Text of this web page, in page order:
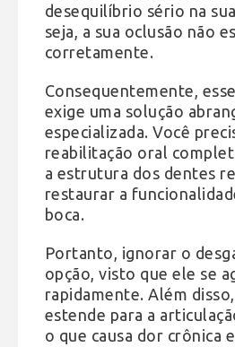
desequilíbrio sério na
seja, a sua oclusão não
corretamente.
Consequentemente,
exige uma solução
especializada. Você
reabilitação oral
a estrutura dos dentes
restaurar a
boca.
Portanto, ignorar o
opção, visto que ele se
rapidamente. Além
estende para a
o que causa dor crônica